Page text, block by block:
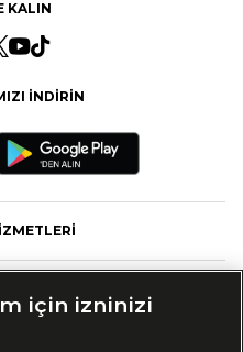
KALIN
İNDİRİN
için izninizi